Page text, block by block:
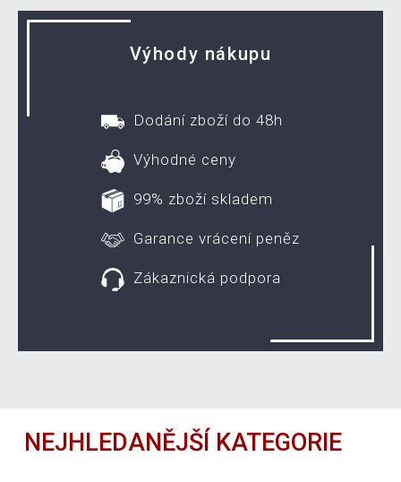
Výhody nákupu
Dodání zboží do 48h
Výhodné ceny
99% zboží skladem
Garance vrácení peněz
Zákaznická podpora
NEJHLEDANĚJŠÍ KATEGORIE